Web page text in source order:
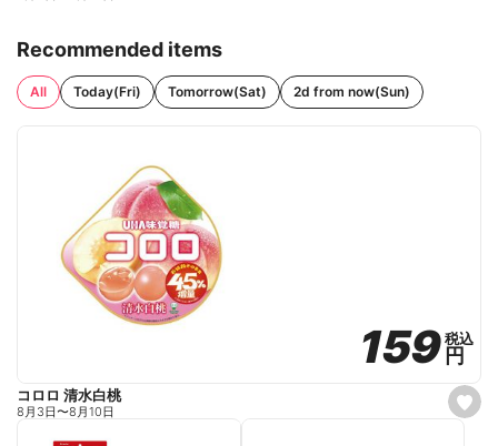
Recommended items
All Today(Fri) Tomorrow(Sat) 2d from now(Sun)
s
e
159
159税込
税込
円
円
コロロ 清水白桃
8月3日〜8月10日